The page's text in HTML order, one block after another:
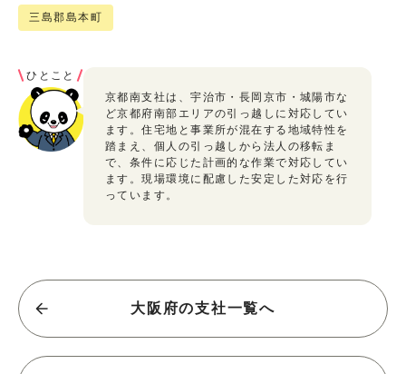
三島郡島本町
ひとこと
京都南支社は、宇治市・長岡京市・城陽市な
ど京都府南部エリアの引っ越しに対応してい
ます。住宅地と事業所が混在する地域特性を
踏まえ、個人の引っ越しから法人の移転ま
で、条件に応じた計画的な作業で対応してい
ます。現場環境に配慮した安定した対応を行
っています。
大阪府の支社一覧へ